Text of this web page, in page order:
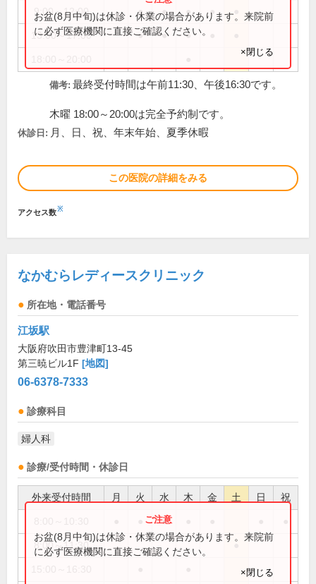
9:00～12:00 ● ● ● ●
13:00～17:00 ● ● ●
お盆(8月中旬)は休診・休業の場合があります。来院前
に必ず医療機関に直接ご確認ください。
×閉じる
備考: 最終受付時間は午前11:30、午後16:30です。
木曜 18:00～20:00は完全予約制です。
休診日: 月、日、祝、年末年始、夏季休暇
この医院の詳細をみる
アクセス数※
なかむらレディースクリニック
所在地・電話番号
江坂駅
大阪府吹田市豊津町13-45
第三暁ビル1F [地図]
06-6378-7333
診療科目
婦人科
診療/受付時間・休診日
外来受付時間 月 火 水 木 金 土 日 祝
●
8:00～11:30 ●
お盆(8月中旬)は休診・休業の場合があります。来院前
に必ず医療機関に直接ご確認ください。
×閉じる